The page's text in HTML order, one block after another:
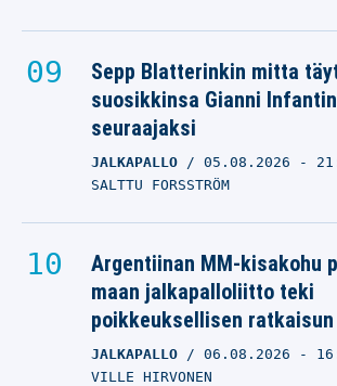
Sepp Blatterinkin mitta
suosikkinsa Gianni
seuraajaksi
JALKAPALLO 05.08.2026 -
SALTTU FORSSTRÖM
Argentiinan MM-kisakohu
maan jalkapalloliitto teki
poikkeuksellisen ratkaisun
JALKAPALLO 06.08.2026 -
VILLE HIRVONEN